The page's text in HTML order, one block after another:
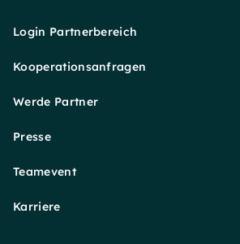
Login Partnerbereich
Kooperationsanfragen
Werde Partner
Presse
Teamevent
Karriere